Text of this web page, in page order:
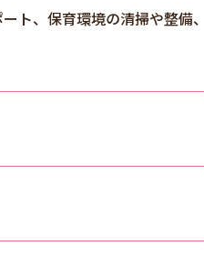
ト、保育環境の清掃や整備、